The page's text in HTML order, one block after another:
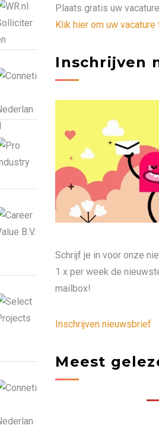
Plaats gratis uw
Klik hier om uw
Inschrijven
Schrijf je in voor onze
1 x per week de
mailbox!
Inschrijven nieuwsbrief
Meest